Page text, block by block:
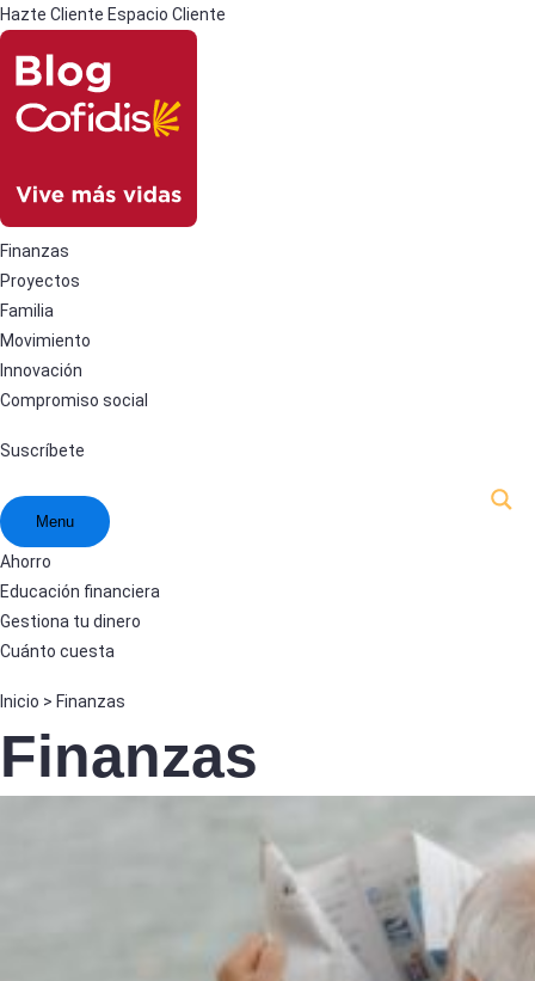
Hazte Cliente Espacio Cliente
Finanzas
Proyectos
Familia
Movimiento
Innovación
Compromiso social
Suscríbete
Menu
Ahorro
Educación financiera
Gestiona tu dinero
Cuánto cuesta
Inicio > Finanzas
Finanzas